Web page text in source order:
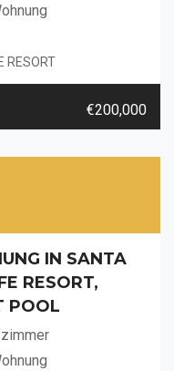
RESORT
€200,000
IN SANTA
RESORT,
POOL